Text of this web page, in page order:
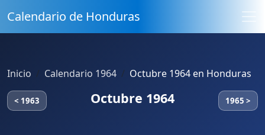
Calendario de Honduras
Inicio Calendario 1964 Octubre 1964 en Honduras
< 1963 Octubre 1964 1965 >